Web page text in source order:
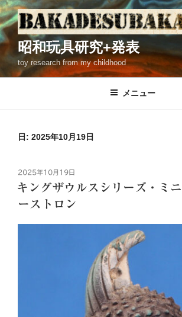
コ
ン
テ
ン
ツ
へ
昭和玩具研究+発表
toy research from my childhood
メニュー
日: 2025年10月19日
投
稿
日:
2025年10月19日
キングザウルスシリーズ・ミ
ーストロン